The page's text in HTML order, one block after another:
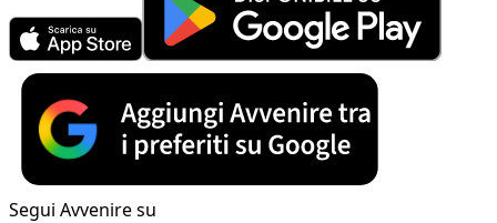
Segui Avvenire su